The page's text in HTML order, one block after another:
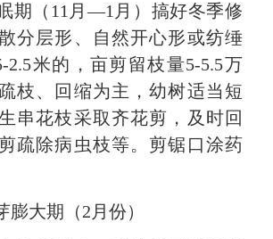
（11月—1月）搞好冬季修
分层形、自然开心形或纺缍
2.5米的，亩剪留枝量5-5.5万
枝、回缩为主，幼树适当短
串花枝采取齐花剪，及时回
疏除病虫枝等。剪锯口涂药
大期（2月份）